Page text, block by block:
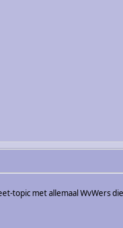
topic met allemaal WvWers